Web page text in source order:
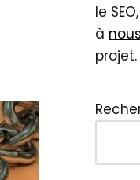
le
à
projet.